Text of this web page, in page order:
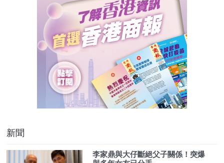
新聞
李家鼎與大仔斷絕父子關係！突爆